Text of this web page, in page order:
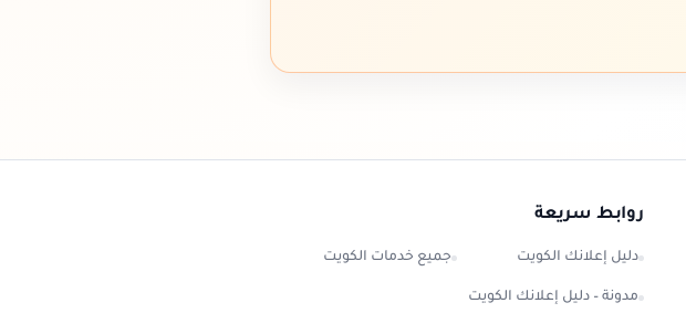
روابط سريعة
دليل إعلانك الكويت جميع خدمات الكويت
مدونة – دليل إعلانك الكويت